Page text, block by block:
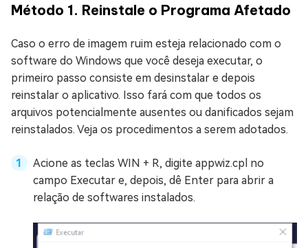
Método 1. Reinstale o Programa Afetado
Caso o erro de imagem ruim esteja relacionado com o
software do Windows que você deseja executar, o
primeiro passo consiste em desinstalar e depois
reinstalar o aplicativo. Isso fará com que todos os
arquivos potencialmente ausentes ou danificados sejam
reinstalados. Veja os procedimentos a serem adotados.
Acione as teclas WIN + R, digite appwiz.cpl no
campo Executar e, depois, dê Enter para abrir a
relação de softwares instalados.